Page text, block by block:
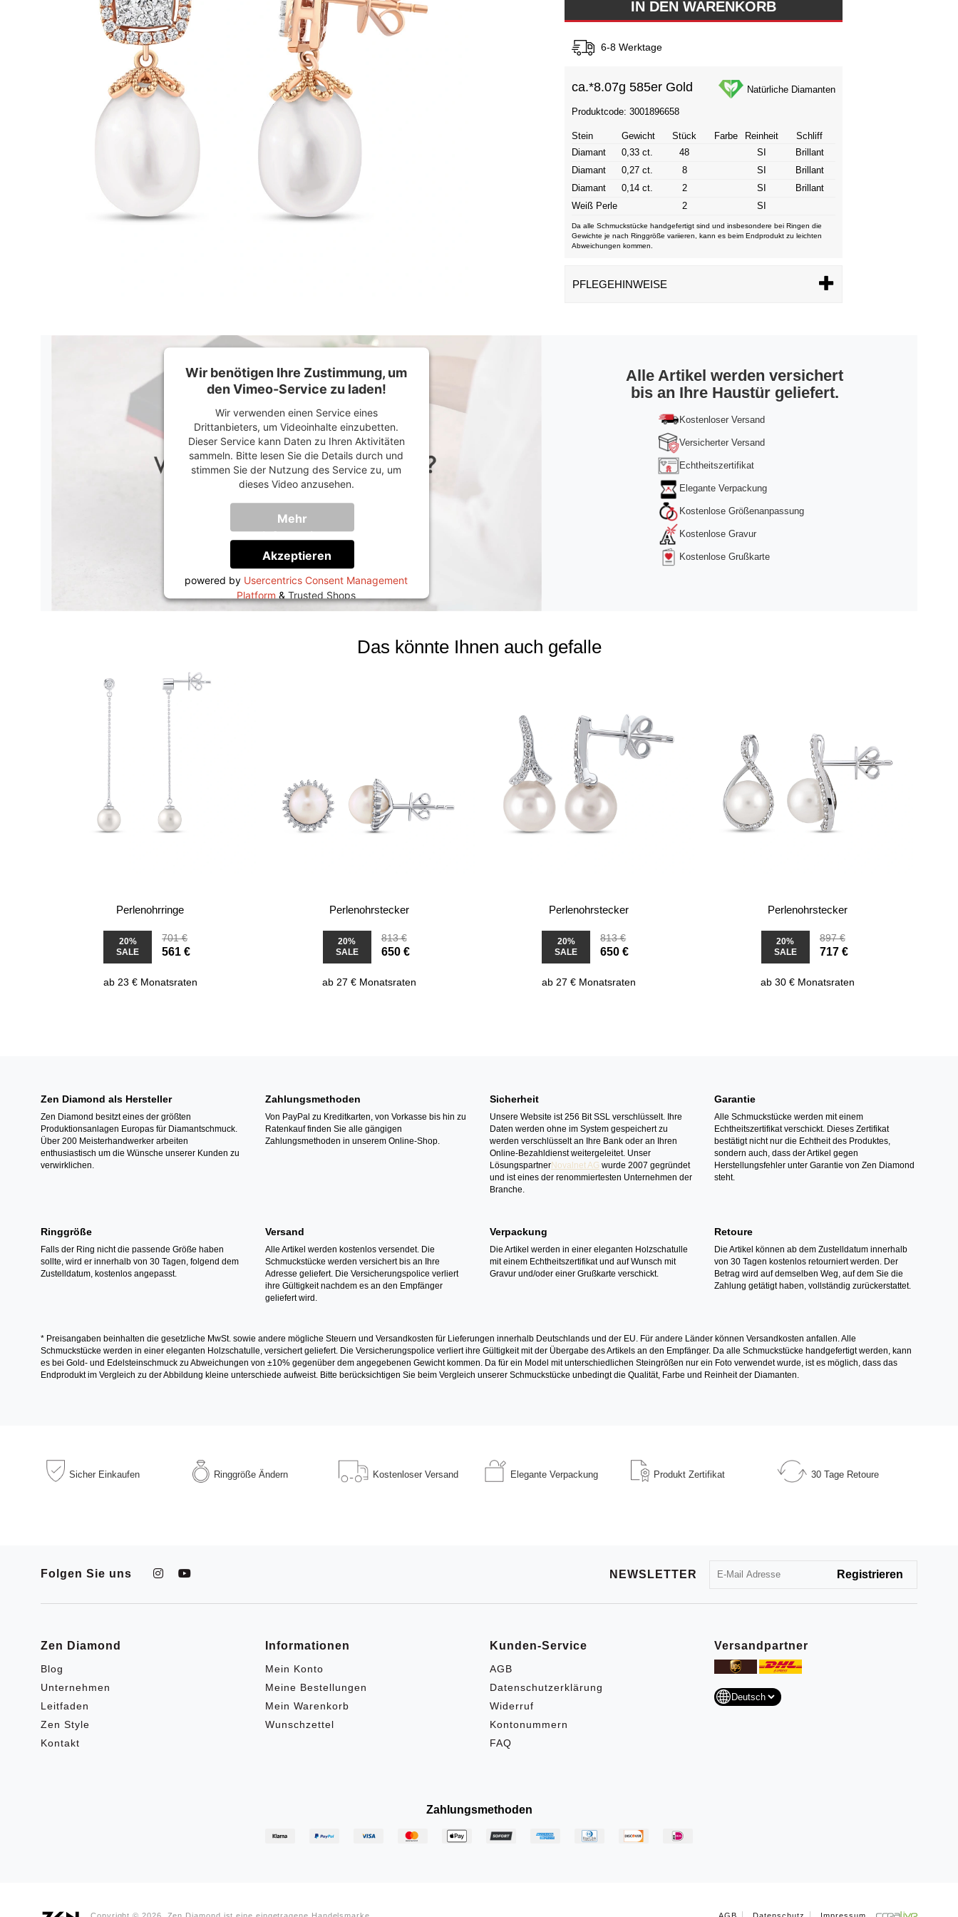
6-8 Werktage
ca.*8.07g 585er Gold Natürliche Diamanten
Produktcode: 3001896658
Stein Gewicht Stück Farbe Reinheit
Schliff
Diamant
0,33 ct. 48 SI
Brillant
Diamant
0,27 ct. 8 SI
Brillant
Diamant
0,14 ct. 2 SI
Brillant
Weiß Perle
2 SI
Da alle Schmuckstücke handgefertigt sind und insbesondere bei Ringen die
Gewichte je nach Ringgröße variieren, kann es beim Endprodukt zu leichten
Abweichungen kommen.
PFLEGEHINWEISE
Wir benötigen Ihre Zustimmung, um
den Vimeo-Service zu laden!
Wir verwenden einen Service eines
Drittanbieters, um Videoinhalte einzubetten.
Dieser Service kann Daten zu Ihren Aktivitäten
sammeln. Bitte lesen Sie die Details durch und
stimmen Sie der Nutzung des Service zu, um
dieses Video anzusehen.
Mehr
Informationen
Akzeptieren
powered by Usercentrics Consent Management
Platform&Trusted Shops
Alle Artikel werden versichert
bis an Ihre Haustür geliefert.
Kostenloser Versand
Versicherter Versand
Echtheitszertifikat
Elegante Verpackung
Kostenlose Größenanpassung
Kostenlose Gravur
Kostenlose Grußkarte
Das könnte Ihnen auch gefalle
Perlenohrringe
20%
SALE
701 €
561 €
ab 23 € Monatsraten
Perlenohrstecker
20%
SALE
813 €
650 €
ab 27 € Monatsraten
Perlenohrstecker
20%
SALE
813 €
650 €
ab 27 € Monatsraten
Perlenohrstecker
20%
SALE
897 €
717 €
ab 30 € Monatsraten
Zen Diamond als Hersteller
Zen Diamond besitzt eines der größten
Produktionsanlagen Europas für Diamantschmuck.
Über 200 Meisterhandwerker arbeiten
enthusiastisch um die Wünsche unserer Kunden zu
verwirklichen.
Zahlungsmethoden
Von PayPal zu Kreditkarten, von Vorkasse bis hin zu
Ratenkauf finden Sie alle gängigen
Zahlungsmethoden in unserem Online-Shop.
Sicherheit
Unsere Website ist 256 Bit SSL verschlüsselt. Ihre
Daten werden ohne im System gespeichert zu
werden verschlüsselt an Ihre Bank oder an Ihren
Online-Bezahldienst weitergeleitet. Unser
LösungspartnerNovalnet AG wurde 2007 gegründet
und ist eines der renommiertesten Unternehmen der
Branche.
Garantie
Alle Schmuckstücke werden mit einem
Echtheitszertifikat verschickt. Dieses Zertifikat
bestätigt nicht nur die Echtheit des Produktes,
sondern auch, dass der Artikel gegen
Herstellungsfehler unter Garantie von Zen Diamond
steht.
Ringgröße
Falls der Ring nicht die passende Größe haben
sollte, wird er innerhalb von 30 Tagen, folgend dem
Zustelldatum, kostenlos angepasst.
Versand
Alle Artikel werden kostenlos versendet. Die
Schmuckstücke werden versichert bis an Ihre
Adresse geliefert. Die Versicherungspolice verliert
ihre Gültigkeit nachdem es an den Empfänger
geliefert wird.
Verpackung
Die Artikel werden in einer eleganten Holzschatulle
mit einem Echtheitszertifikat und auf Wunsch mit
Gravur und/oder einer Grußkarte verschickt.
Retoure
Die Artikel können ab dem Zustelldatum innerhalb
von 30 Tagen kostenlos retourniert werden. Der
Betrag wird auf demselben Weg, auf dem Sie die
Zahlung getätigt haben, vollständig zurückerstattet.
* Preisangaben beinhalten die gesetzliche MwSt. sowie andere mögliche Steuern und Versandkosten für Lieferungen innerhalb Deutschlands und der EU. Für andere Länder können Versandkosten anfallen. Alle
Schmuckstücke werden in einer eleganten Holzschatulle, versichert geliefert. Die Versicherungspolice verliert ihre Gültigkeit mit der Übergabe des Artikels an den Empfänger. Da alle Schmuckstücke handgefertigt werden, kann
es bei Gold- und Edelsteinschmuck zu Abweichungen von ±10% gegenüber dem angegebenen Gewicht kommen. Da für ein Model mit unterschiedlichen Steingrößen nur ein Foto verwendet wurde, ist es möglich, dass das
Endprodukt im Vergleich zu der Abbildung kleine unterschiede aufweist. Bitte berücksichtigen Sie beim Vergleich unserer Schmuckstücke unbedingt die Qualität, Farbe und Reinheit der Diamanten.
Sicher Einkaufen RinggrößeÄndern Kostenloser Versand Elegante Verpackung Produkt Zertifikat 30 Tage Retoure
Folgen Sie uns NEWSLETTER
Zen Diamond
Blog
Unternehmen
Leitfaden
Zen Style
Kontakt
Informationen
Mein Konto
Meine Bestellungen
Mein Warenkorb
Wunschzettel
Kunden-Service
AGB
Datenschutzerklärung
Widerruf
Kontonummern
FAQ
Versandpartner
Zahlungsmethoden